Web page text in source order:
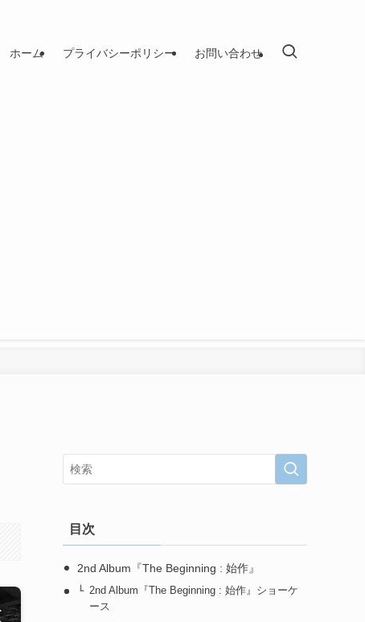
ホーム プライバシーポリシー お問い合わせ
目次
2nd Album『The Beginning : 始作』
2nd Album『The Beginning : 始作』ショーケ
ース